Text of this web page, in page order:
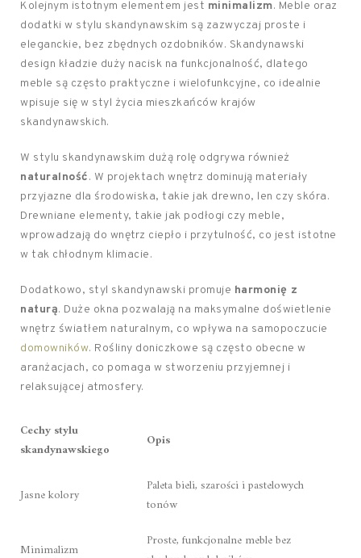
Kolejnym istotnym elementem jest minimalizm. Meble oraz
dodatki w stylu skandynawskim są zazwyczaj proste i
eleganckie, bez zbędnych ozdobników. Skandynawski
design kładzie duży nacisk na funkcjonalność, dlatego
meble są często praktyczne i wielofunkcyjne, co idealnie
wpisuje się w styl życia mieszkańców krajów
skandynawskich.
W stylu skandynawskim dużą rolę odgrywa również
naturalność. W projektach wnętrz dominują materiały
przyjazne dla środowiska, takie jak drewno, len czy skóra.
Drewniane elementy, takie jak podłogi czy meble,
wprowadzają do wnętrz ciepło i przytulność, co jest istotne
w tak chłodnym klimacie.
Dodatkowo, styl skandynawski promuje harmonię z
naturą. Duże okna pozwalają na maksymalne doświetlenie
wnętrz światłem naturalnym, co wpływa na samopoczucie
domowników. Rośliny doniczkowe są często obecne w
aranżacjach, co pomaga w stworzeniu przyjemnej i
relaksującej atmosfery.
Cechy stylu
skandynawskiego
Opis
Jasne kolory
Paleta bieli, szarości i pastelowych
tonów
Minimalizm
Proste, funkcjonalne meble bez